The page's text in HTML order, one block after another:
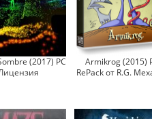
(2017) PC
Armikrog (2015)
RePack от R.G.